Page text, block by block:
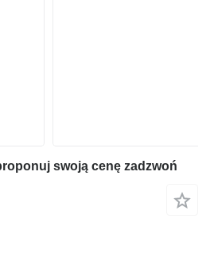
swoją cenę zadzwoń